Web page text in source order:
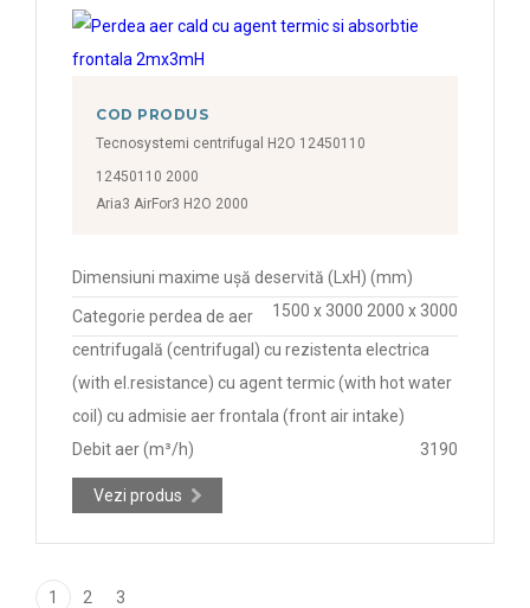
COD PRODUS
Tecnosystemi centrifugal H2O 12450110
12450110 2000
Aria3 AirFor3 H2O 2000
Dimensiuni maxime ușă deservită (LxH) (mm)
1500 x 3000 2000 x 3000
Categorie perdea de aer
centrifugală (centrifugal) cu rezistenta electrica
(with el.resistance) cu agent termic (with hot water
coil) cu admisie aer frontala (front air intake)
Debit aer (m³/h)
3190
Vezi produs
1 2 3